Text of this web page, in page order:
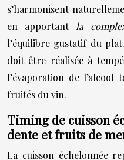
s’harmonisent
en apportant
la
l’équilibre gustatif du
doit être réalisée à
l’évaporation de l’alcool
fruités du vin.
Timing de cuisson
dente et fruits de
La cuisson échelonnée